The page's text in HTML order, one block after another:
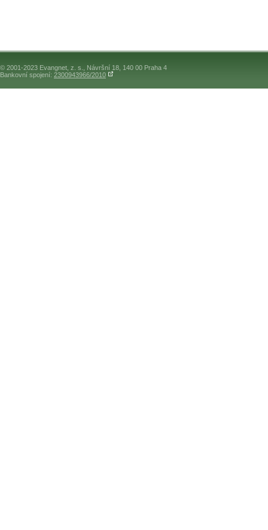
© 2001-2023 Evangnet, z. s., Návršní 18, 140 00 Praha 4
Bankovní spojení: 2300943966/2010